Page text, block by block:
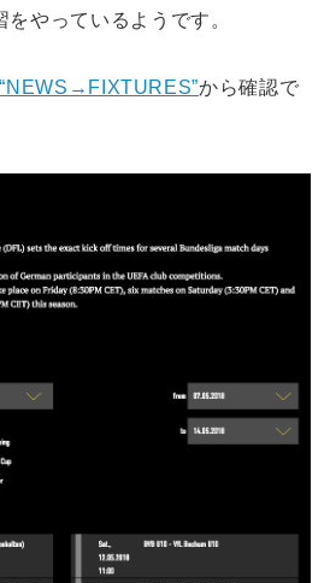
やっているようです。
“NEWS→FIXTURES”から確認で